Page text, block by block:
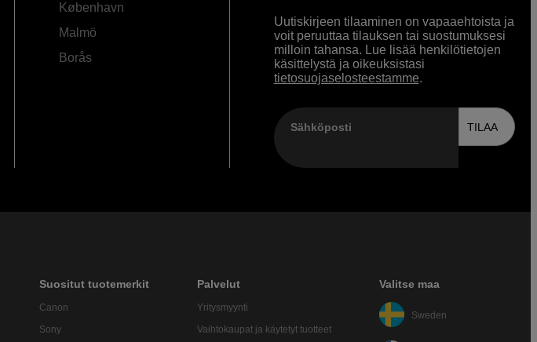
København
Malmö
Borås
Uutiskirjeen tilaaminen on vapaaehtoista ja
voit peruuttaa tilauksen tai suostumuksesi
milloin tahansa. Lue lisää henkilötietojen
käsittelystä ja oikeuksistasi
tietosuojaselosteestamme.
Sähköposti TILAA
Suositut tuotemerkit
Canon
Sony
Palvelut
Yritysmyynti
Vaihtokaupat ja käytetyt tuotteet
Valitse maa
Sweden